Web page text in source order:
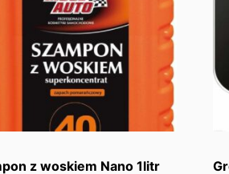
z woskiem Nano 1litr